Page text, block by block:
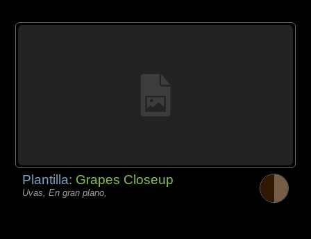
Plantilla: Grapes Closeup
Uvas, En gran plano,